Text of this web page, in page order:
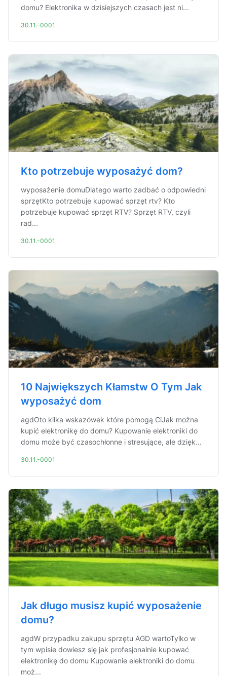
domu? Elektronika w dzisiejszych czasach jest ni...
30.11.-0001
Kto potrzebuje wyposażyć dom?
wyposażenie domuDlatego warto zadbać o odpowiedni
sprzętKto potrzebuje kupować sprzęt rtv? Kto
potrzebuje kupować sprzęt RTV? Sprzęt RTV, czyli
rad...
30.11.-0001
10 Największych Kłamstw O Tym Jak
wyposażyć dom
agdOto kilka wskazówek które pomogą CiJak można
kupić elektronikę do domu? Kupowanie elektroniki do
domu może być czasochłonne i stresujące, ale dzięk...
30.11.-0001
Jak długo musisz kupić wyposażenie
domu?
agdW przypadku zakupu sprzętu AGD wartoTylko w
tym wpisie dowiesz się jak profesjonalnie kupować
elektronikę do domu Kupowanie elektroniki do domu
moż...